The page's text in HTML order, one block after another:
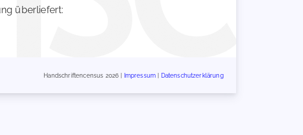
überliefert:
Handschriftencensus 2026 | Impressum Datenschutzerklärung